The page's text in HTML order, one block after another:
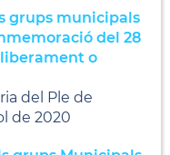
grups municipals
del 28
o
del Ple de
de 2020